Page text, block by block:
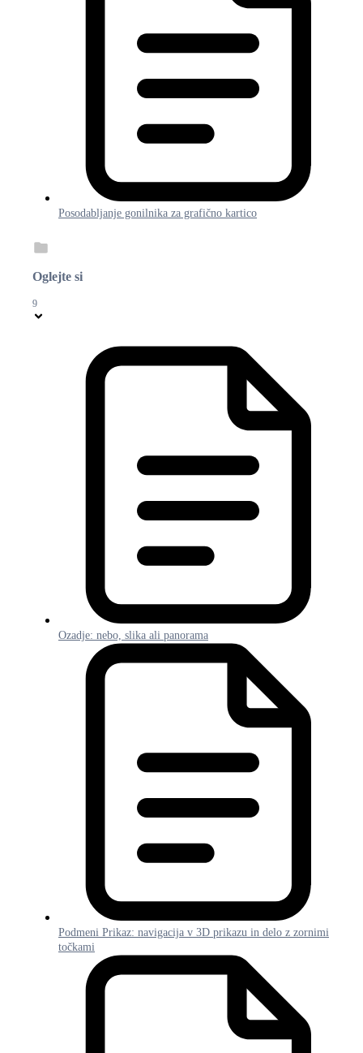
Posodabljanje gonilnika za grafično kartico
Oglejte si
9
Ozadje: nebo, slika ali panorama
Podmeni Prikaz: navigacija v 3D prikazu in delo z zornimi
točkami